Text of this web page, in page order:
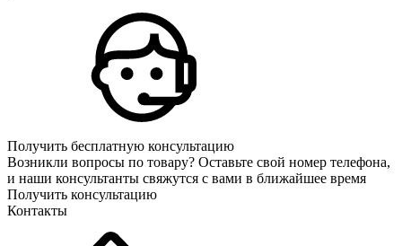
Получить бесплатную консультацию
Возникли вопросы по товару? Оставьте свой номер телефона,
и наши консультанты свяжутся с вами в ближайшее время
Получить консультацию
Контакты